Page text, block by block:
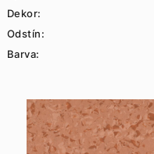
Dekor:
Odstín:
Barva: